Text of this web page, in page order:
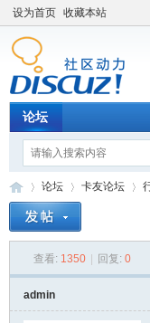
设为首页 收藏本站
论坛
论坛
›
卡友论坛
›
查看: 1350 回复: 0
admin